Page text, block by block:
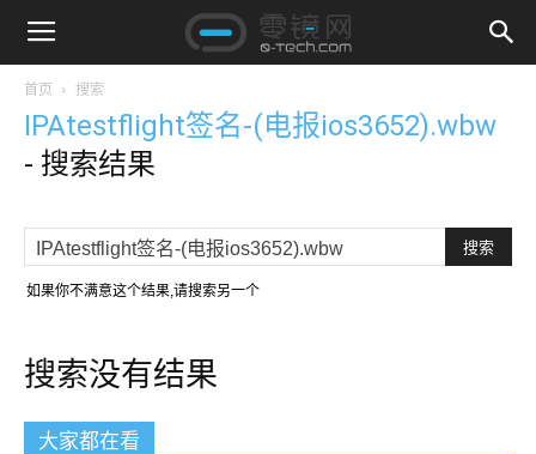
首页 搜索
IPAtestflight签名-(电报ios3652).wbw
- 搜索结果
如果你不满意这个结果,请搜索另一个
搜索没有结果
大家都在看